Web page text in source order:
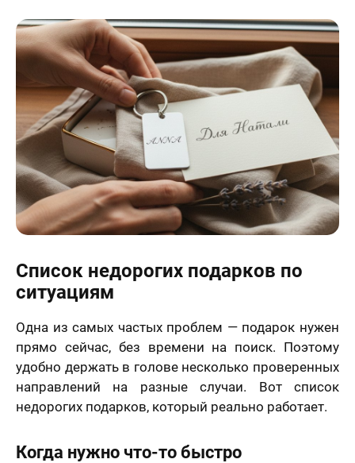
Список недорогих подарков по
ситуациям
Одна из самых частых проблем — подарок нужен
прямо сейчас, без времени на поиск. Поэтому
удобно держать в голове несколько проверенных
направлений на разные случаи. Вот список
недорогих подарков, который реально работает.
Когда нужно что-то быстро